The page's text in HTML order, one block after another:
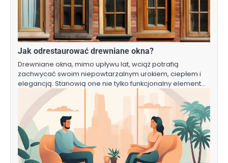
Jak odrestaurować drewniane okna?
Drewniane okna, mimo upływu lat, wciąż potrafią
zachwycać swoim niepowtarzalnym urokiem, ciepłem i
elegancją. Stanowią one nie tylko funkcjonalny element…